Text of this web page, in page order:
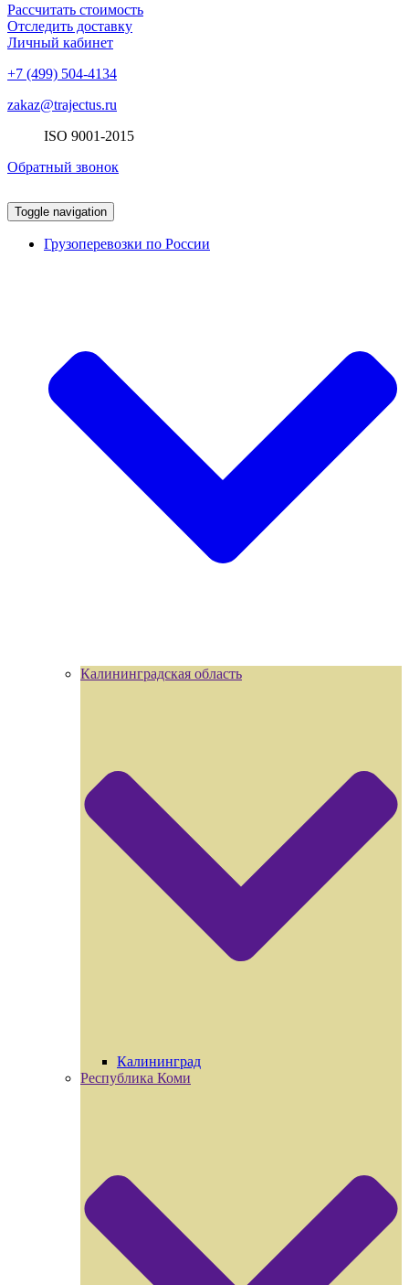
Рассчитать стоимость
Отследить доставку
Личный кабинет
+7 (499) 504-4134
zakaz@trajectus.ru
ISO 9001-2015
Обратный звонок
Toggle navigation
Грузоперевозки по России
Калининградская область
Калининград
Республика Коми